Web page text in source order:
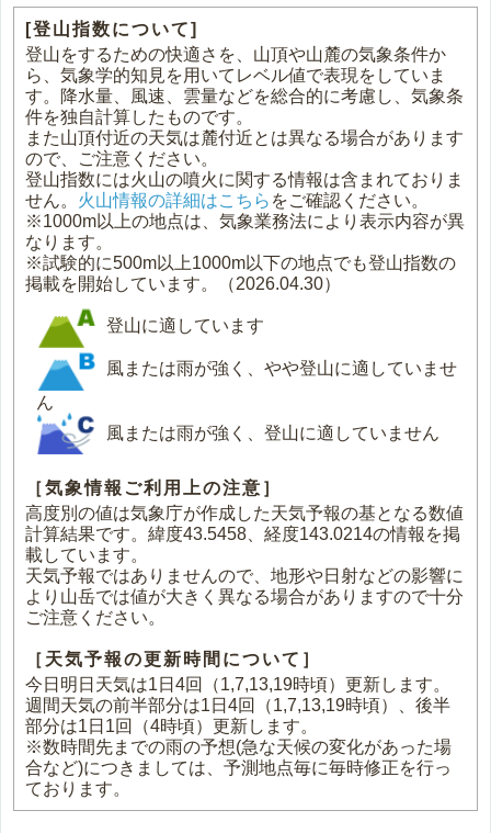
[登山指数について]
登山をするための快適さを、山頂や山麓の気象条件か
ら、気象学的知見を用いてレベル値で表現をしていま
す。降水量、風速、雲量などを総合的に考慮し、気象条
件を独自計算したものです。
また山頂付近の天気は麓付近とは異なる場合があります
ので、ご注意ください。
登山指数には火山の噴火に関する情報は含まれておりま
せん。 火山情報の詳細はこちら をご確認ください。
※1000m以上の地点は、気象業務法により表示内容が異
なります。
※試験的に500m以上1000m以下の地点でも登山指数の
掲載を開始しています。（2026.04.30）
登山に適しています
風または雨が強く、やや登山に適していませ
ん
風または雨が強く、登山に適していません
［気象情報ご利用上の注意］
高度別の値は気象庁が作成した天気予報の基となる数値
計算結果です。緯度43.5458、経度143.0214の情報を掲
載しています。
天気予報ではありませんので、地形や日射などの影響に
より山岳では値が大きく異なる場合がありますので十分
ご注意ください。
［天気予報の更新時間について］
今日明日天気は1日4回（1,7,13,19時頃）更新します。
週間天気の前半部分は1日4回（1,7,13,19時頃）、後半
部分は1日1回（4時頃）更新します。
※数時間先までの雨の予想(急な天候の変化があった場
合など)につきましては、予測地点毎に毎時修正を行っ
ております。